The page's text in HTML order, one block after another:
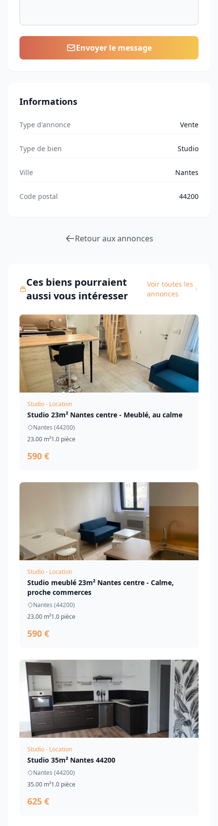
Envoyer le message
Informations
Type d'annonce Vente
Type de bien Studio
Ville Nantes
Code postal 44200
Retour aux annonces
Ces biens pourraient
aussi vous intéresser
Voir toutes les
annonces
Studio - Location
Studio 23m² Nantes centre - Meublé, au calme
Nantes (44200)
23.00 m²1.0 pièce
590 €
Studio - Location
Studio meublé 23m² Nantes centre - Calme,
proche commerces
Nantes (44200)
23.00 m²1.0 pièce
590 €
Studio - Location
Studio 35m² Nantes 44200
Nantes (44200)
35.00 m²1.0 pièce
625 €